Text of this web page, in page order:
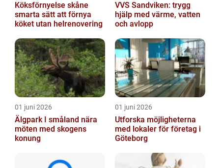
Köksförnyelse skåne
smarta sätt att förnya
köket utan helrenovering
VVS Sandviken: trygg
hjälp med värme, vatten
och avlopp
01 juni 2026
Älgpark I småland nära
möten med skogens
konung
01 juni 2026
Utforska möjligheterna
med lokaler för företag i
Göteborg